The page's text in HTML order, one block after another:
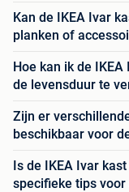
Kan de IKEA Ivar
planken of
Hoe kan ik de
de levensduur te
Zijn er
beschikbaar voor
Is de IKEA Ivar
specifieke tips